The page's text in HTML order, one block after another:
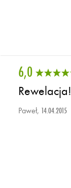
6,0
Rewelacja!
Paweł, 14.04.2015